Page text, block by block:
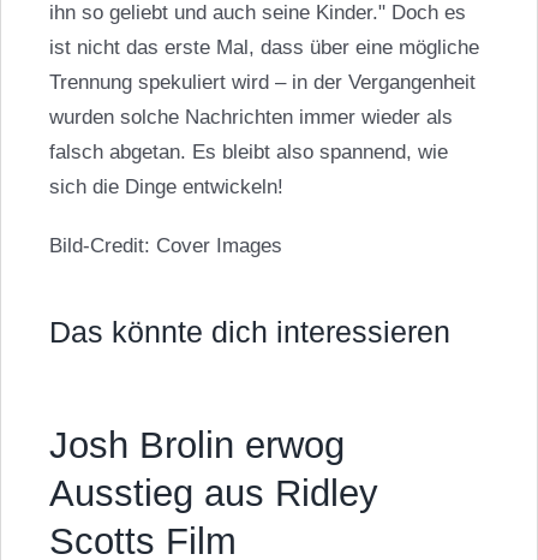
ihn so geliebt und auch seine Kinder." Doch es
ist nicht das erste Mal, dass über eine mögliche
Trennung spekuliert wird – in der Vergangenheit
wurden solche Nachrichten immer wieder als
falsch abgetan. Es bleibt also spannend, wie
sich die Dinge entwickeln!
Bild-Credit: Cover Images
Das könnte dich interessieren
Josh Brolin erwog
Ausstieg aus Ridley
Scotts Film